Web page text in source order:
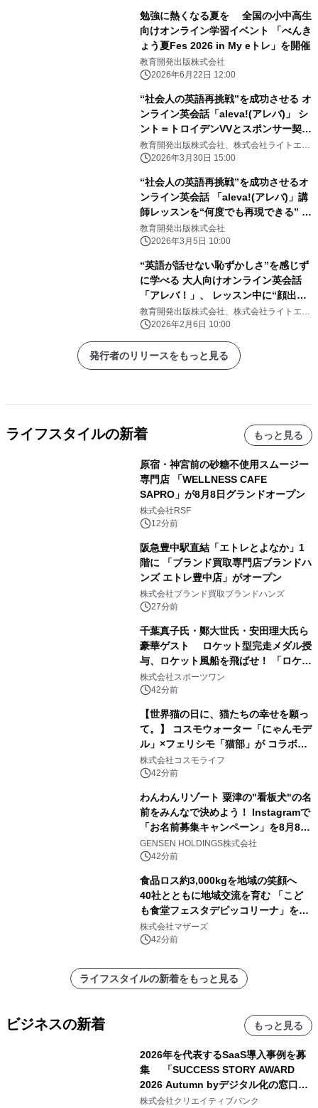
勉強に熱くなる夏を 全国の小中高生
向けオンライン学習イベント 「べんき
ょう夏Fes 2026 in My eトレ」を開催
教育開発出版株式会社
2026年6月22日 12:00
“社会人の英語再挑戦”を成功させる オ
ンライン英会話「aleva!(アレバ)」 シ
ント＝トロイデンVVとスポンサー契約
を締結
教育開発出版株式会社、株式会社ライトエデ
ュケーション
2026年3月30日 15:00
“社会人の英語再挑戦”を成功させるオ
ンライン英会話 「aleva!(アレバ)」講
師レッスンを“何度でも再現できる” AI
レッスン機能を提供開始
教育開発出版株式会社
2026年3月5日 10:00
“英語が話せない恥ずかしさ”を感じず
に学べる 大人向けオンライン英会話
「アレバ！」、 レッスン中に“顔出し
不要”で受講できる アバター切り替え
機能をリリース
教育開発出版株式会社、株式会社ライトエデ
ュケーション
2026年2月6日 10:00
発行者のリリースをもっと見る
ライフスタイルの新着 もっと見る
原宿・神宮前の砂糖不使用スムージー
専門店 「WELLNESS CAFE
SAPRO」が8月8日グランドオープン
株式会社RSF
12分前
阪急豊中駅直結「エトレとよなか」1
階に 「ブランド買取専門店ブランドハ
ンズ エトレ豊中店」がオープン
株式会社ブランド買取ブランドハンズ
27分前
千葉真子氏・鄭大世氏・安田理大氏ら
豪華ゲスト ロケット型完走メダル授
与、ロケット風船を飛ばせ！ 「ロケッ
トマラソン2026」開催
株式会社スポーツワン
42分前
【世界猫の日に、猫たちの幸せを願っ
て。】 コスモウォーター「にゃんモデ
ル」×フェリシモ「猫部」が コラボキ
ャンペーンを実施
株式会社コスモライフ
42分前
わんわんリゾート 粟津の"看板犬"の名
前をみんなで決めよう！ Instagramで
「お名前募集キャンペーン」を8月8日
(土)より開催
GENSEN HOLDINGS株式会社
42分前
食品ロス約3,000kgを地域の笑顔へ
40社とともに地域交流を育む 「こど
も食堂フェスタデピッコリーナ」を9
月5日(土)開催
株式会社マザーズ
42分前
ライフスタイルの新着をもっと見る
ビジネスの新着 もっと見る
2026年を代表するSaaS導入事例を募
集 「SUCCESS STORY AWARD
2026 Autumn byデジタル化の窓口」
開催
株式会社クリエイティブバンク